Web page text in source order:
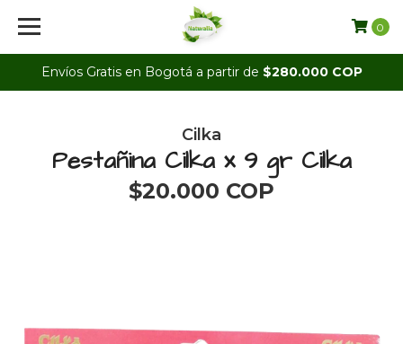
Envíos Gratis en Bogotá a partir de $280.000 COP
0
Cilka
Pestañina Cilka x 9 gr Cilka
$20.000 COP